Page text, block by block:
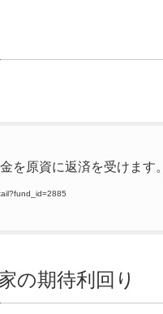
を原資に返済を受けます。
の期待利回り